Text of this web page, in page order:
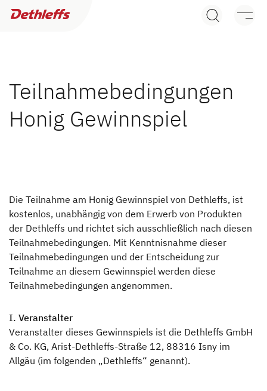
Wohnmobile
Camper Vans
Dethleffs Versprechen
Reiselust
Unternehmen
Fahrzeugbörse
Blog
Teilnahmebedingungen
Honig Gewinnspiel
Die Teilnahme am Honig Gewinnspiel von Dethleffs, ist
kostenlos, unabhängig von dem Erwerb von Produkten
der Dethleffs und richtet sich ausschließlich nach diesen
Teilnahmebedingungen. Mit Kenntnisnahme dieser
Teilnahmebedingungen und der Entscheidung zur
Teilnahme an diesem Gewinnspiel werden diese
Teilnahmebedingungen angenommen.
I. Veranstalter
Veranstalter dieses Gewinnspiels ist die Dethleffs GmbH
& Co. KG, Arist-Dethleffs-Straße 12, 88316 Isny im
Allgäu (im folgenden „Dethleffs“ genannt).
Händlersuche